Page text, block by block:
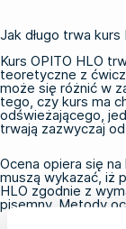
Jak długo trwa
Kurs OPITO HLO
teoretyczne z
może się różnić w
tego, czy kurs ma
odświeżającego,
trwają zazwyczaj
Ocena opiera się
muszą wykazać, iż
HLO zgodnie z
pisemny. Metody